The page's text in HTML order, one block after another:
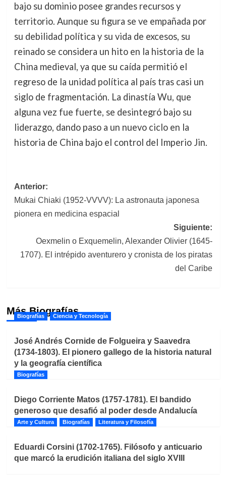
bajo su dominio posee grandes recursos y
territorio. Aunque su figura se ve empañada por
su debilidad política y su vida de excesos, su
reinado se considera un hito en la historia de la
China medieval, ya que su caída permitió el
regreso de la unidad política al país tras casi un
siglo de fragmentación. La dinastía Wu, que
alguna vez fue fuerte, se desintegró bajo su
liderazgo, dando paso a un nuevo ciclo en la
historia de China bajo el control del Imperio Jin.
Navegación
de
entradas
Anterior:
Mukai Chiaki (1952-VVVV): La astronauta japonesa
pionera en medicina espacial
Siguiente:
Oexmelin o Exquemelin, Alexander Olivier (1645-
1707). El intrépido aventurero y cronista de los piratas
del Caribe
Más Biografías
Biografías Ciencia y Tecnología
José Andrés Cornide de Folgueira y Saavedra
(1734-1803). El pionero gallego de la historia natural
y la geografía científica
Biografías
Diego Corriente Matos (1757-1781). El bandido
generoso que desafió al poder desde Andalucía
Arte y Cultura Biografías Literatura y Filosofía
Eduardi Corsini (1702-1765). Filósofo y anticuario
que marcó la erudición italiana del siglo XVIII